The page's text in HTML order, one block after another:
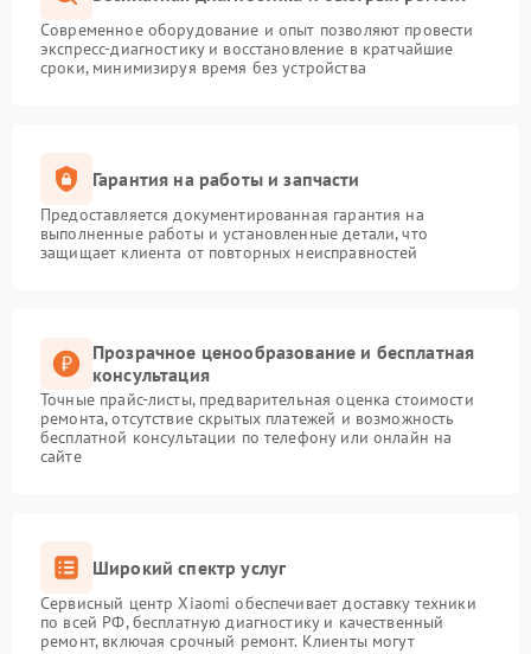
Современное оборудование и опыт позволяют провести
экспресс-диагностику и восстановление в кратчайшие
сроки, минимизируя время без устройства
Гарантия на работы и запчасти
Предоставляется документированная гарантия на
выполненные работы и установленные детали, что
защищает клиента от повторных неисправностей
Прозрачное ценообразование и бесплатная
консультация
Точные прайс-листы, предварительная оценка стоимости
ремонта, отсутствие скрытых платежей и возможность
бесплатной консультации по телефону или онлайн на
сайте
Широкий спектр услуг
Сервисный центр Xiaomi обеспечивает доставку техники
по всей РФ, бесплатную диагностику и качественный
ремонт, включая срочный ремонт. Клиенты могут